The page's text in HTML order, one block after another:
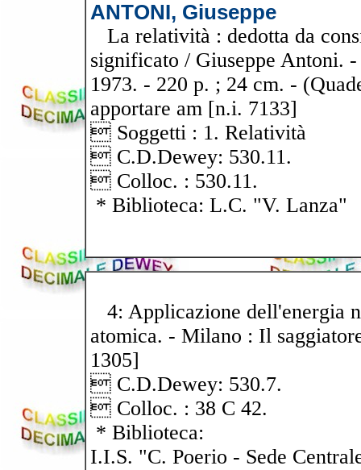
ANTONI, Giuseppe
La relatività : dedotta da
significato / Giuseppe Antoni.
1973. - 220 p. ; 24 cm. -
apportare am [n.i. 7133]
 Soggetti : 1. Relatività
 C.D.Dewey: 530.11.
 Colloc. : 530.11.
* Biblioteca: L.C. "V. Lanza"
4: Applicazione dell'energia
atomica. - Milano : Il
1305]
 C.D.Dewey: 530.7.
 Colloc. : 38 C 42.
* Biblioteca:
I.I.S. "C. Poerio - Sede